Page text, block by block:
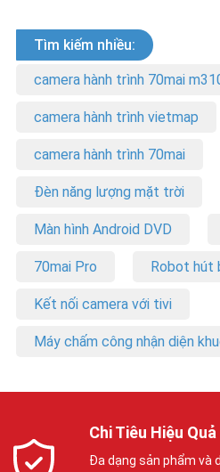
Tìm kiếm nhiều:
camera hành trình 70mai
camera hành trình vietmap
camera hành trình 70mai
Đèn năng lượng mặt trời
Màn hình Android DVD
70mai Pro Robot hút
Kết nối camera với tivi
Máy chấm công nhận diện
Chi Tiêu Hiệu Quả
Đa dạng sản phẩm và